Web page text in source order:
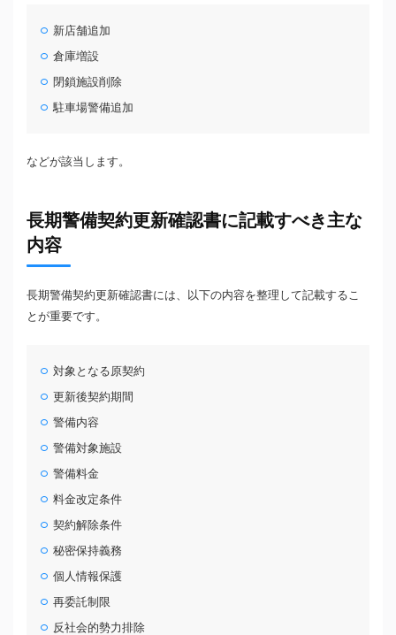
新店舗追加
倉庫増設
閉鎖施設削除
駐車場警備追加
などが該当します。
長期警備契約更新確認書に記載すべき主な
内容
長期警備契約更新確認書には、以下の内容を整理して記載するこ
とが重要です。
対象となる原契約
更新後契約期間
警備内容
警備対象施設
警備料金
料金改定条件
契約解除条件
秘密保持義務
個人情報保護
再委託制限
反社会的勢力排除